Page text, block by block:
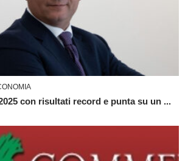
con risultati record e punta su un ...